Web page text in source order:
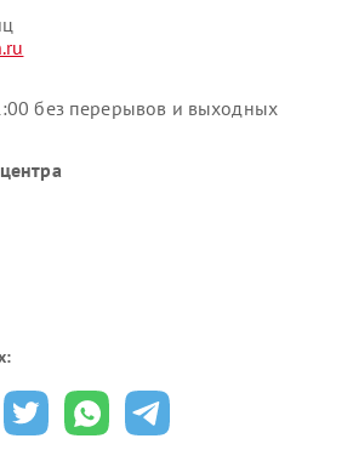
без перерывов и выходных